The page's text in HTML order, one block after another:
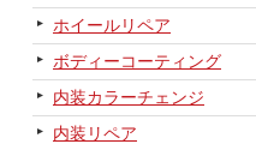
ホイールリペア
ボディーコーティング
内装カラーチェンジ
内装リペア